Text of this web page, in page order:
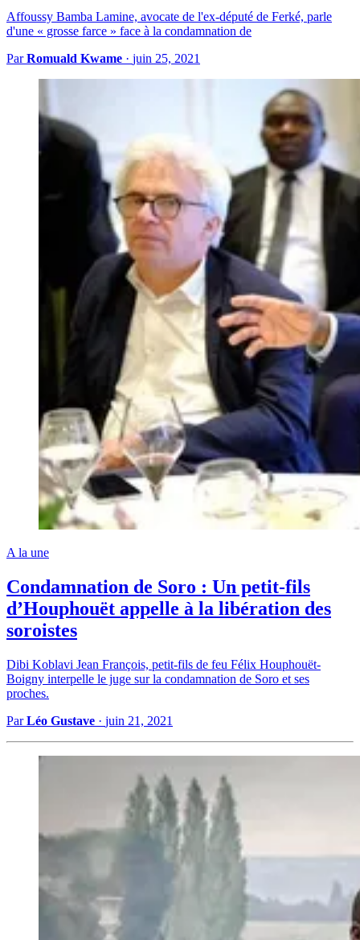
Affoussy Bamba Lamine, avocate de l'ex-député de Ferké, parle
d'une « grosse farce » face à la condamnation de
ParRomuald Kwame · juin 25, 2021
A la une
Condamnation de Soro : Un petit-fils
d’Houphouët appelle à la libération des
soroistes
Dibi Koblavi Jean François, petit-fils de feu Félix Houphouët-
Boigny interpelle le juge sur la condamnation de Soro et ses
proches.
ParLéo Gustave · juin 21, 2021